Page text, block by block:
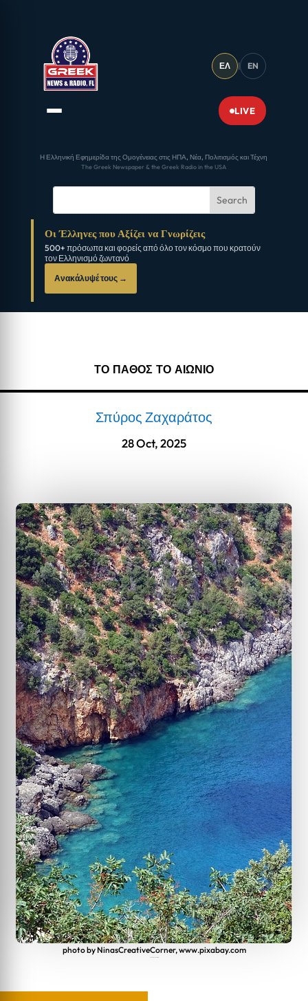
ΕΛ | EN
LIVE
Η Ελληνική Εφημερίδα της Ομογένειας στις ΗΠΑ, Νέα, Πολιτισμός και Τέχνη
The Greek Newspaper & the Greek Radio in the USA
Οι Έλληνες που Αξίζει να Γνωρίζεις
500+ πρόσωπα και φορείς από όλο τον κόσμο που κρατούν
τον Ελληνισμό ζωντανό
Ανακάλυψέ τους →
ΤΟ ΠΑΘΟΣ ΤΟ ΑΙΩΝΙΟ
Σπύρος Ζαχαράτος
28 Oct, 2025
photo by NinasCreativeCorner, www.pixabay.com